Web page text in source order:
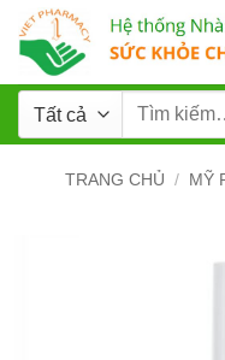
TRANG CHỦ / MỸ